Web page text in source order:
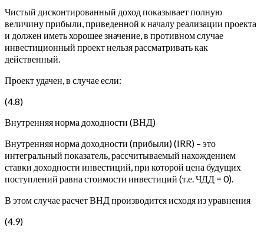
Чистый дисконтированный доход показывает полную
величину прибыли, приведенной к началу реализации проекта
и должен иметь хорошее значение, в противном случае
инвестиционный проект нельзя рассматривать как
действенный.
Проект удачен, в случае если:
(4.8)
Внутренняя норма доходности (ВНД)
Внутренняя норма доходности (прибыли) (IRR) – это
интегральный показатель, рассчитываемый нахождением
ставки доходности инвестиций, при которой цена будущих
поступлений равна стоимости инвестиций (т.е. ЧДД = 0).
В этом случае расчет ВНД производится исходя из уравнения
(4.9)